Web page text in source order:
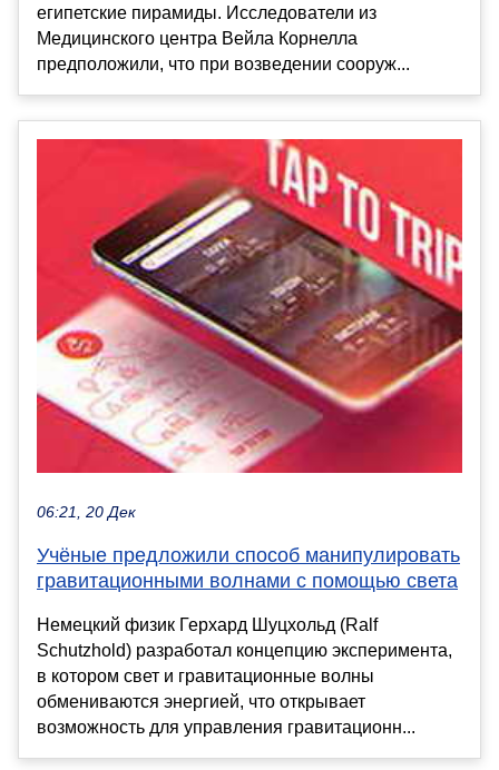
египетские пирамиды. Исследователи из
Медицинского центра Вейла Корнелла
предположили, что при возведении сооруж...
06:21, 20 Дек
Учёные предложили способ манипулировать
гравитационными волнами с помощью света
Немецкий физик Герхард Шуцхольд (Ralf
Schutzhold) разработал концепцию эксперимента,
в котором свет и гравитационные волны
обмениваются энергией, что открывает
возможность для управления гравитационн...